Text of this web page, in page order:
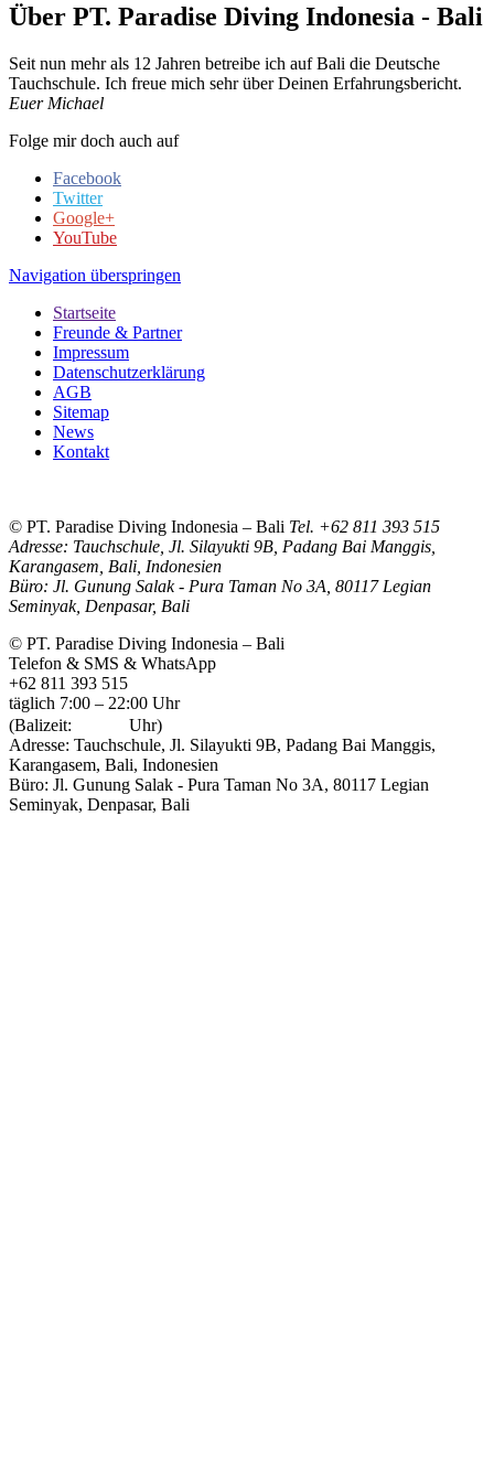
Über PT. Paradise Diving Indonesia - Bali
Seit nun mehr als 12 Jahren betreibe ich auf Bali die Deutsche
Tauchschule. Ich freue mich sehr über Deinen Erfahrungsbericht.
Euer Michael
Folge mir doch auch auf
Facebook
Twitter
Google+
YouTube
Navigation überspringen
Startseite
Freunde & Partner
Impressum
Datenschutzerklärung
AGB
Sitemap
News
Kontakt
© PT. Paradise Diving Indonesia – Bali Tel. +62 811 393 515
Adresse: Tauchschule, Jl. Silayukti 9B, Padang Bai Manggis,
Karangasem, Bali, Indonesien
Büro: Jl. Gunung Salak - Pura Taman No 3A, 80117 Legian
Seminyak, Denpasar, Bali
© PT. Paradise Diving Indonesia – Bali
Telefon & SMS & WhatsApp
+62 811 393 515
täglich 7:00 – 22:00 Uhr
(Balizeit:
Uhr)
Adresse: Tauchschule, Jl. Silayukti 9B, Padang Bai Manggis,
Karangasem, Bali, Indonesien
Büro: Jl. Gunung Salak - Pura Taman No 3A, 80117 Legian
Seminyak, Denpasar, Bali